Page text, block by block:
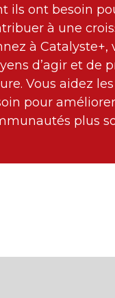
ils ont besoin
à une
à Catalyste+,
d’agir et de
Vous aidez
pour
plus